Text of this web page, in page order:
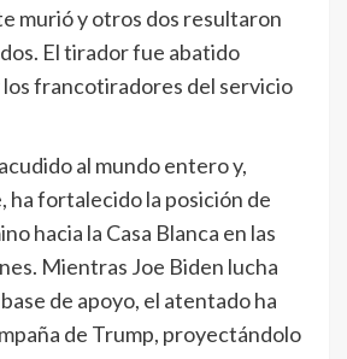
murió y otros dos resultaron
El tirador fue abatido
francotiradores del servicio
al mundo entero y,
ha fortalecido la posición de
hacia la Casa Blanca en las
Mientras Joe Biden lucha
de apoyo, el atentado ha
de Trump, proyectándolo